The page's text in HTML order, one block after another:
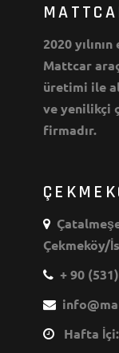
2020
Mattcar
üretimi ile
ve yenilikçi
firmadır.
Çekmeköy/
+ 90
Hafta İçi: